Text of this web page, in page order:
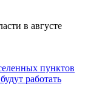
в августе
пунктов
работать